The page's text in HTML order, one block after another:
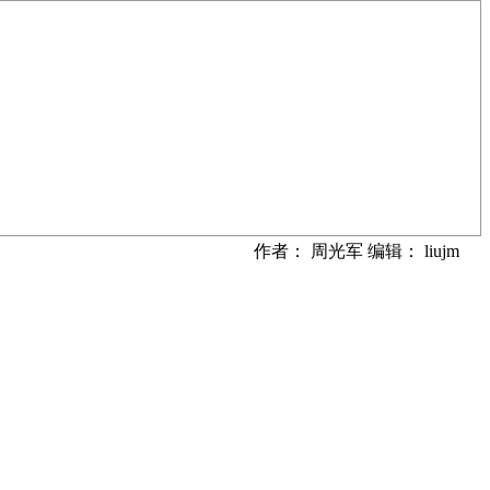
作者： 周光军 编辑： liujm